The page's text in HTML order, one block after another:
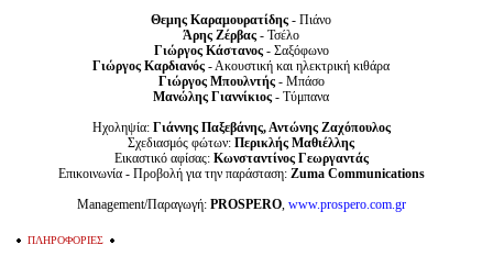
Θεμης Καραμουρατίδης - Πιάνο
Άρης Ζέρβας - Τσέλο
Γιώργος Κάστανος - Σαξόφωνο
Γιώργος Καρδιανός - Ακουστική και ηλεκτρική κιθάρα
Γιώργος Μπουλντής- Μπάσο
Μανώλης Γιαννίκιος - Τύμπανα
Ηχοληψία: Γιάννης Παξεβάνης, Αντώνης Ζαχόπουλος
Σχεδιασμός φώτων: Περικλής Μαθιέλλης
Εικαστικό αφίσας:Κωνσταντίνος Γεωργαντάς
Eπικοινωνία - Προβολή για την παράσταση:Zuma Communications
Management/Παραγωγή: PROSPERO, www.prospero.com.gr
ΠΛΗΡΟΦΟΡΙΕΣ